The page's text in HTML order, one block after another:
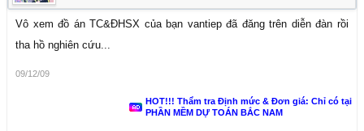
Vô xem đồ án TC&ĐHSX của bạn vantiep đã đăng trên diễn đàn rồi
tha hồ nghiên cứu...
09/12/09
HOT!!! Thẩm tra Định mức & Đơn giá: Chỉ có tại
PHẦN MỀM DỰ TOÁN BẮC NAM